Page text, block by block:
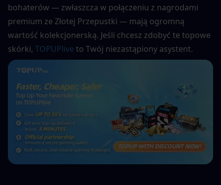
bohaterów — zwłaszcza w połączeniu z nagrodami
premium ze Złotej Przepustki — mają ogromną
wartość kolekcjonerską. Jeśli chcesz zdobyć te topowe
skórki, TOPUPlive to Twój niezastąpiony asystent.